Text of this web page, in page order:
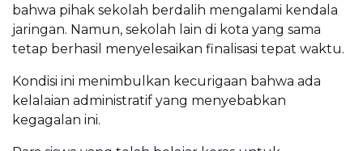
bahwa pihak sekolah berdalih mengalami kendala
jaringan. Namun, sekolah lain di kota yang sama
tetap berhasil menyelesaikan finalisasi tepat waktu.
Kondisi ini menimbulkan kecurigaan bahwa ada
kelalaian administratif yang menyebabkan
kegagalan ini.